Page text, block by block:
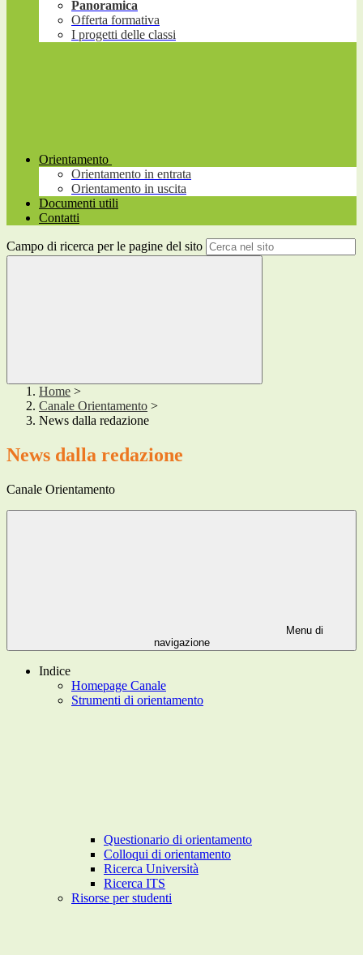
Panoramica
Offerta formativa
I progetti delle classi
Orientamento
Orientamento in entrata
Orientamento in uscita
Documenti utili
Contatti
Campo di ricerca per le pagine del sito
Home >
Canale Orientamento >
News dalla redazione
News dalla redazione
Canale Orientamento
Menu di
navigazione
Indice
Homepage Canale
Strumenti di orientamento
Questionario di orientamento
Colloqui di orientamento
Ricerca Università
Ricerca ITS
Risorse per studenti